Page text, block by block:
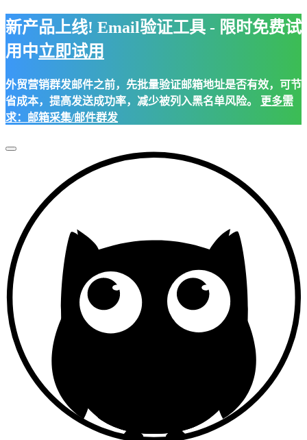
新产品上线! Email验证工具 - 限时免费试
用中立即试用
外贸营销群发邮件之前，先批量验证邮箱地址是否有效，可节
省成本，提高发送成功率，减少被列入黑名单风险。
更多需
求：邮箱采集/邮件群发
Toggle